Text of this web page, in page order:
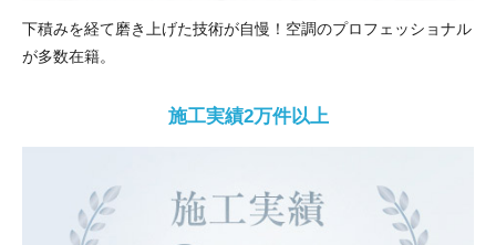
下積みを経て磨き上げた技術が自慢！空調のプロフェッショナル
が多数在籍。
施工実績2万件以上